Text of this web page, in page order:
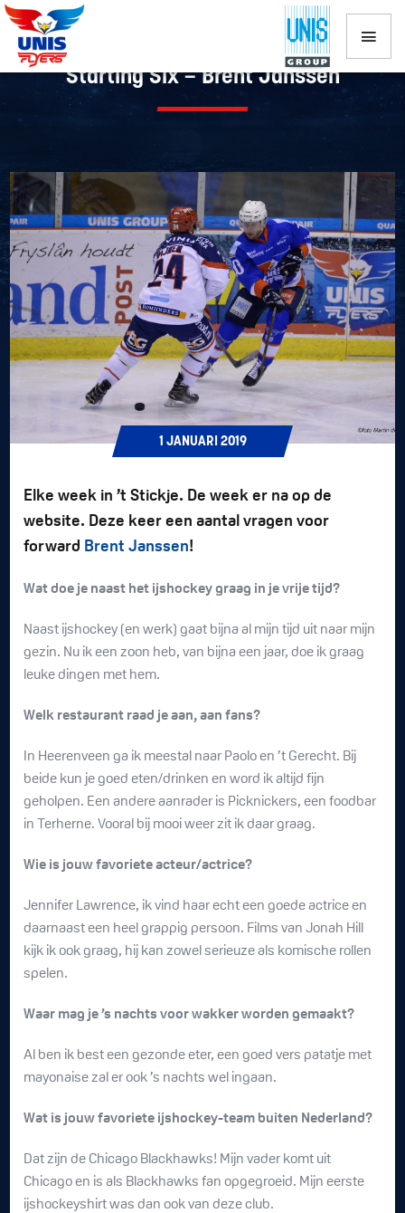
Starting Six – Brent Janssen
1 JANUARI 2019
Elke week in ’t Stickje. De week er na op de
website. Deze keer een aantal vragen voor
forward Brent Janssen!
Wat doe je naast het ijshockey graag in je vrije tijd?
Naast ijshockey (en werk) gaat bijna al mijn tijd uit naar mijn
gezin. Nu ik een zoon heb, van bijna een jaar, doe ik graag
leuke dingen met hem.
Welk restaurant raad je aan, aan fans?
In Heerenveen ga ik meestal naar Paolo en ’t Gerecht. Bij
beide kun je goed eten/drinken en word ik altijd fijn
geholpen. Een andere aanrader is Picknickers, een foodbar
in Terherne. Vooral bij mooi weer zit ik daar graag.
Wie is jouw favoriete acteur/actrice?
Jennifer Lawrence, ik vind haar echt een goede actrice en
daarnaast een heel grappig persoon. Films van Jonah Hill
kijk ik ook graag, hij kan zowel serieuze als komische rollen
spelen.
Waar mag je ’s nachts voor wakker worden gemaakt?
Al ben ik best een gezonde eter, een goed vers patatje met
mayonaise zal er ook ’s nachts wel ingaan.
Wat is jouw favoriete ijshockey-team buiten Nederland?
Dat zijn de Chicago Blackhawks! Mijn vader komt uit
Chicago en is als Blackhawks fan opgegroeid. Mijn eerste
ijshockeyshirt was dan ook van deze club.